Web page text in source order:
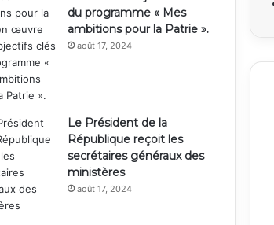
du programme « Mes
ambitions pour la Patrie ».
août 17, 2024
Le Président de la
République reçoit les
secrétaires généraux des
ministères
août 17, 2024